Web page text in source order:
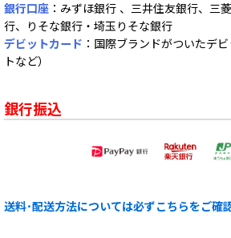
銀行口座 ：みずほ銀行 、三井住友銀行、三
行、りそな銀行・埼玉りそな銀行
デビットカード ：国際ブランドがついたデ
トなど）
銀行振込
送料･配送方法については必ずこちらをご確